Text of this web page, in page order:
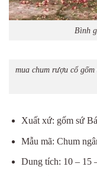
Bình
mua chum rượu cổ
Xuất xứ: gốm sứ
Mẫu mã: Chum
Dung tích: 10 – 15